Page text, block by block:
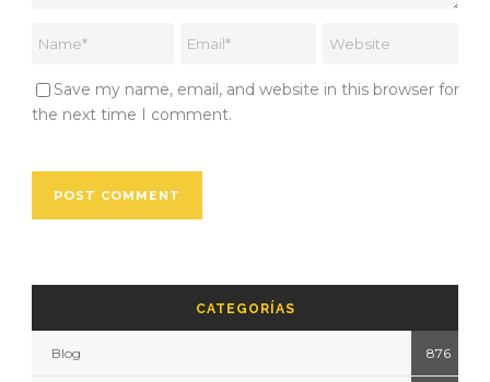
Save my name, email, and website in this browser for
the next time I comment.
CATEGORÍAS
Blog 876